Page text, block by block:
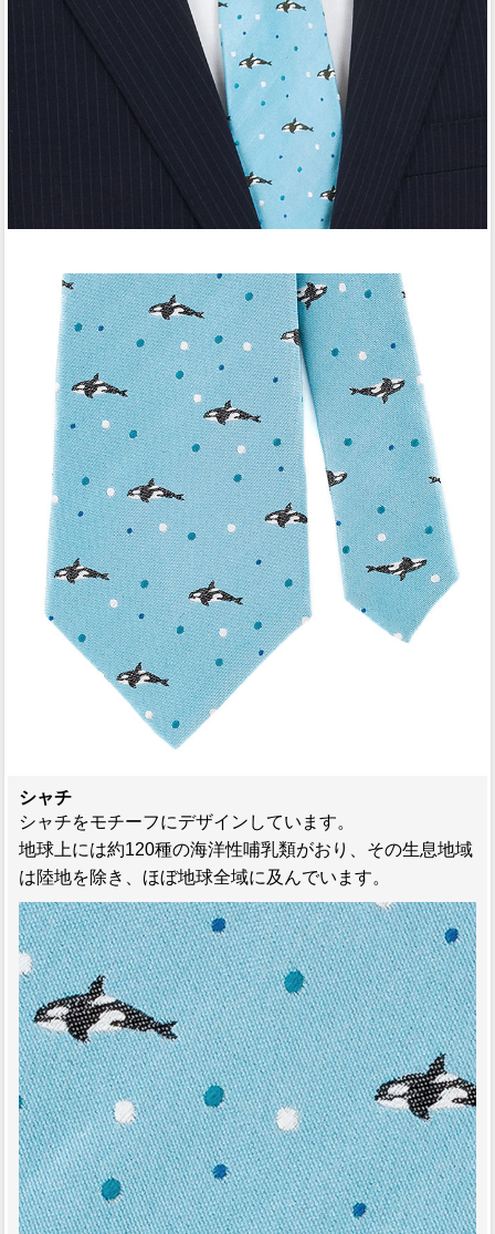
シャチ
シャチをモチーフにデザインしています。
地球上には約120種の海洋性哺乳類がおり、その生息地域
は陸地を除き、ほぼ地球全域に及んでいます。